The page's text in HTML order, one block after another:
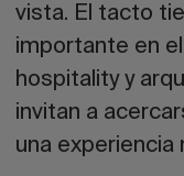
vista. El tacto
importante en
hospitality y
invitan a
una experiencia